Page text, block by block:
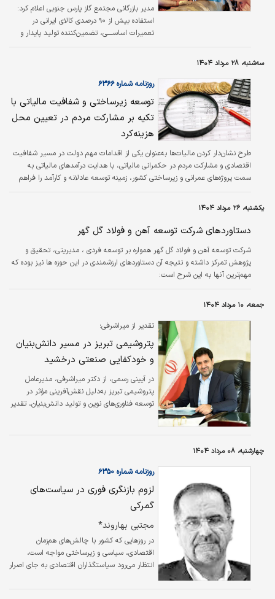
آن ارائه دهد.
مدیر بازرگانی مجتمع گاز پارس جنوبی اعلام کرد:
استفاده بیش از ۹۰ درصدی کالای ایرانی در
تعمیرات اساســــی، تضمین‌کننده تولید پایدار و
سه‌شنبه، ۲۸ مرداد ۱۴۰۴
روزنامه شماره ۶۳۶۶
توسعه زیرساختی و شفافیت مالیاتی با
تکیه بر مشارکت مردم در تعیین محل
هزینه‌کرد
طرح نشان‌دار کردن مالیات‌ها به‌عنوان یکی از اقدامات مهم دولت در مسیر شفافیت
اقتصادی و مشارکت مردم در حکمرانی مالیاتی، با هدایت درآمدهای مالیاتی به
سمت پروژه‌های عمرانی و زیرساختی کشور، زمینه توسعه عادلانه و کارآمد را فراهم
یکشنبه، ۲۶ مرداد ۱۴۰۴
دستاوردهای شرکت توسعه آهن و فولاد گل گهر
شرکت توسعه آهن و فولاد گل گهر همواره بر توسعه فردی ، مدیریتی، تحقیق و
پژوهش تمرکز داشته و نتیجه آن دستاوردهای ارزشمندی در این حوزه ها نیز بوده که
مهم‌ترین آنها به این شرح است:
جمعه، ۱۰ مرداد ۱۴۰۴
تقدیر از میراشرفی؛
پتروشیمی تبریز در مسیر دانش‌بنیان
و خودکفایی صنعتی درخشید
در آیینی رسمی، از دکتر میراشرفی، مدیرعامل
پتروشیمی تبریز به‌دلیل نقش‌آفرینی مؤثر در
توسعه فناوری‌های نوین و تولید دانش‌بنیان، تقدیر
چهارشنبه، ۰۸ مرداد ۱۴۰۴
روزنامه شماره ۶۳۵۰
لزوم بازنگری فوری در سیاست‌های
گمرکی
مجتبی بهاروند*
در روزهایی که کشور با چالش‌های هم‌زمان
اقتصادی، سیاسی و زیرساختی مواجه است،
انتظار می‌رود سیاستگذاران اقتصادی به ‌جای اصرار